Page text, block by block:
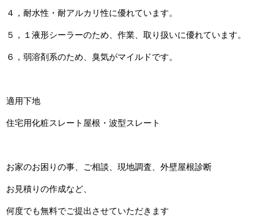
４，耐水性・耐アルカリ性に優れています。
５，１液形シーラーのため、作業、取り扱いに優れています。
６，弱溶剤系のため、臭気がマイルドです。
適用下地
住宅用化粧スレート屋根・波型スレート
お家のお困りの事、ご相談、現地調査、外壁屋根診断
お見積りの作成など、
何度でも無料でご提出させていただきます